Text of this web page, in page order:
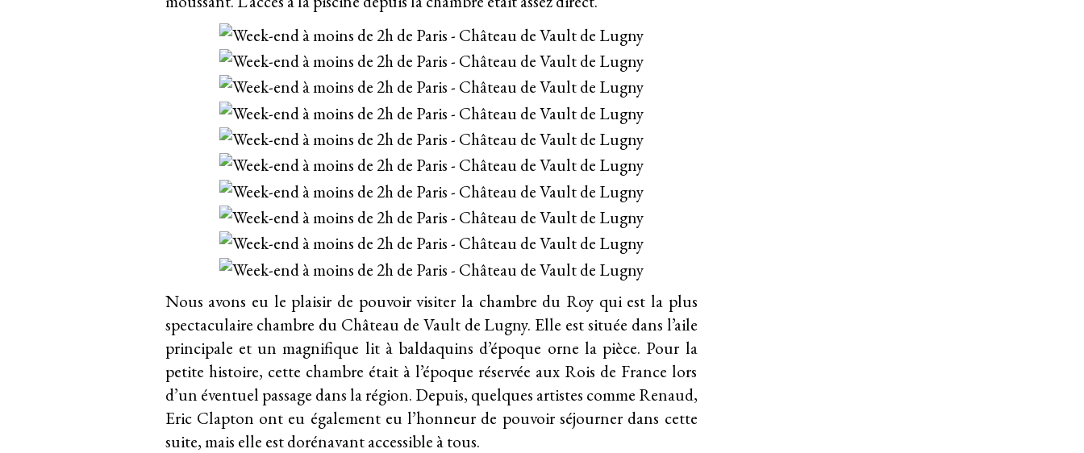
Nous avons eu le plaisir de pouvoir visiter la chambre du Roy qui est la plus
spectaculaire chambre du Château de Vault de Lugny. Elle est située dans l’aile
principale et un magnifique lit à baldaquins d’époque orne la pièce. Pour la
petite histoire, cette chambre était à l’époque réservée aux Rois de France lors
d’un éventuel passage dans la région. Depuis, quelques artistes comme Renaud,
Eric Clapton ont eu également eu l’honneur de pouvoir séjourner dans cette
suite, mais elle est dorénavant accessible à tous.